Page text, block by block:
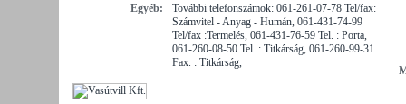
Egyéb:
További telefonszámok: 061-261-07-78 Tel/fax:
Számvitel - Anyag - Humán, 061-431-74-99
Tel/fax :Termelés, 061-431-76-59 Tel. : Porta,
061-260-08-50 Tel. : Titkárság, 061-260-99-31
Fax. : Titkárság,